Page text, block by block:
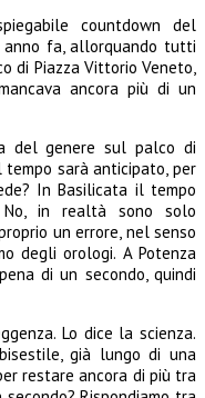
countdown del
anno fa, allorquando tutti
di Piazza Vittorio Veneto,
ancora più di un
del genere sul palco di
sarà anticipato, per
In Basilicata il tempo
in realtà sono solo
un errore, nel senso
degli orologi. A Potenza
di un secondo, quindi
Lo dice la scienza.
già lungo di una
restare ancora di più tra